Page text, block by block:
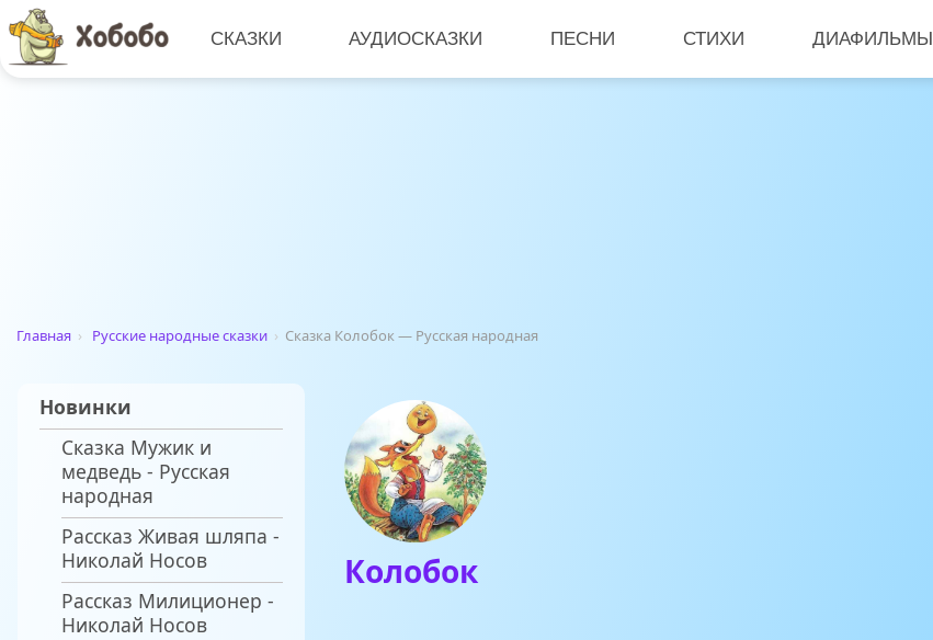
СКАЗКИ АУДИОСКАЗКИ ПЕСНИ СТИХИ ДИАФИЛЬМЫ
Главная › Русские народные сказки › Сказка Колобок — Русская народная
Новинки
Сказка Мужик и
медведь - Русская
народная
Рассказ Живая шляпа -
Николай Носов
Рассказ Милиционер -
Николай Носов
Колобок